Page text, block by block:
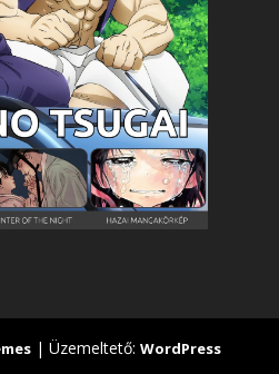
| Üzemeltető: WordPress